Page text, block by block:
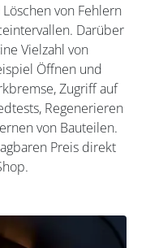
von Fehlern
Darüber
Vielzahl von
Öffnen und
Zugriff auf
Regenerieren
von Bauteilen.
Preis direkt